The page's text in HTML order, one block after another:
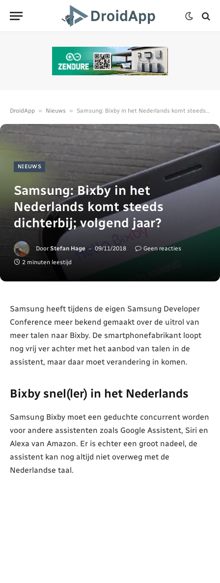
DroidApp » Nieuws » Samsung: Bixby in het Nederlands komt steeds dichterbij; volgend jaar?
NIEUWS
Samsung: Bixby in het
Nederlands komt steeds
dichterbij; volgend jaar?
Door Stefan Hage 09/11/2018
Geen reacties
2 minuten leestijd
Samsung heeft tijdens de eigen Samsung Developer
Conference meer bekend gemaakt over de uitrol van
meer talen naar Bixby. De smartphonefabrikant loopt
nog vrij ver achter met het aanbod van talen in de
assistent, maar daar moet verandering in komen.
Bixby snel(ler) in het Nederlands
Samsung Bixby moet een geduchte concurrent worden
voor andere assistenten zoals Google Assistent, Siri en
Alexa van Amazon. Er is echter een groot nadeel, de
assistent kan nog altijd niet overweg met de
Nederlandse taal.